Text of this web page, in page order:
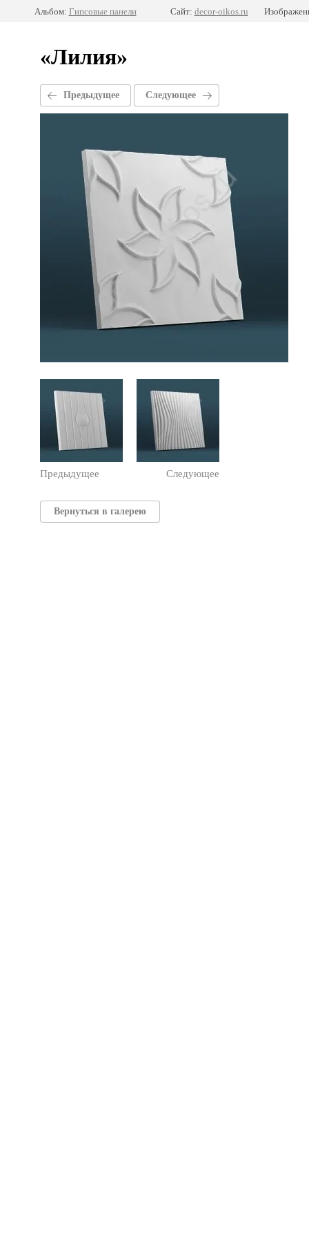
Альбом: Гипсовые панели Сайт: decor-oikos.ru
«Лилия»
Предыдущее Следующее
Предыдущее Следующее
Вернуться в галерею